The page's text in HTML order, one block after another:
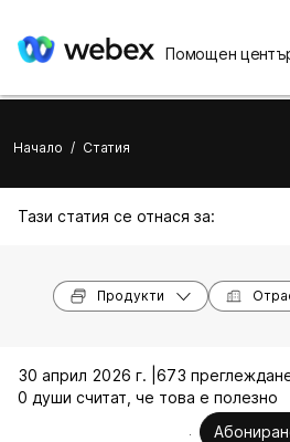
Помощен
Начало / Статия
Тази статия се отнася за:
Продукти
30 април 2026 г. | 673
0 души считат, че това е полезно